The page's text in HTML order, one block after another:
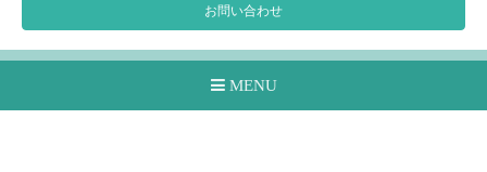
お問い合わせ
MENU